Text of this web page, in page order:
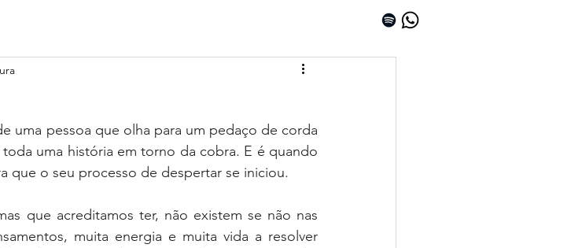
uma pessoa que olha para um pedaço de corda
uma história em torno da cobra. E é quando
que o seu processo de despertar se iniciou.
que acreditamos ter, não existem se não nas
muita energia e muita vida a resolver